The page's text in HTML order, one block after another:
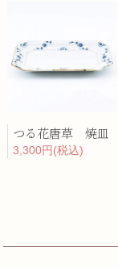
つる花唐草 焼皿
3,300円(税込)